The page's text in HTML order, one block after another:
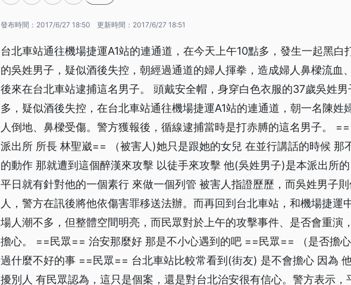
發布時間： 2017/6/27 18:50 更新時間： 2017/6/27 18:51
台北車站通往機場捷運A1站的連通道，在今天上午10點多，發生一起黑白
的吳姓男子，疑似酒後失控，朝經過通道的婦人揮拳，造成婦人鼻樑流血
後來在台北車站逮捕這名男子。 頭戴安全帽，身穿白色衣服的37歲吳姓
多，疑似酒後失控，在台北車站通往機場捷運A1站的連通道，朝一名陳姓
人倒地、鼻樑受傷。警方獲報後，循線逮捕當時是打赤膊的這名男子。
派出所 所長 林聖崴== （被害人)她只是跟她的女兒 在並行講話的時候 那
的動作 那就遭到這個醉漢來攻擊 以徒手來攻擊 他(吳姓男子)是本派出所
平日就有針對他的一個素行 來做一個列管 被害人指證歷歷，而吳姓男子
人，警方在訊後將他依傷害罪移送法辦。而再回到台北車站，和機場捷運
場人潮不多，但整體空間明亮，而民眾對於上午的攻擊事件、是否會重演
擔心。 ==民眾== 治安那麼好 那是不小心遇到的吧 ==民眾== （是否擔
過什麼不好的事 ==民眾== 台北車站比較常看到(街友) 是不會擔心 因為
擾別人 有民眾認為，這只是個案，還是對台北治安很有信心。警方表示，